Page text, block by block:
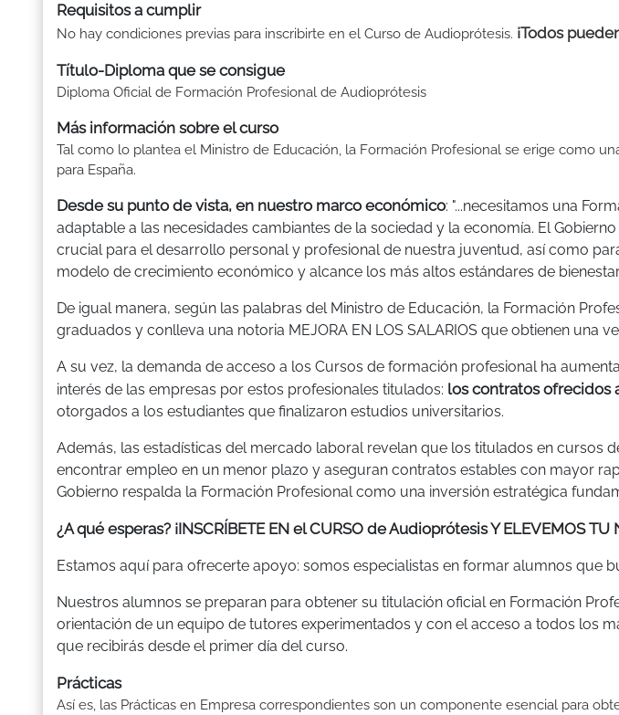
Requisitos a cumplir
No hay condiciones previas para inscribirte en el Curso de Audioprótesis. ¡Todos
Título-Diploma que se consigue
Diploma Oficial de Formación Profesional de Audioprótesis
Más información sobre el curso
Tal como lo plantea el Ministro de Educación, la Formación Profesional se erige como
para España.
Desde su punto de vista, en nuestro marco económico: "...necesitamos una
adaptable a las necesidades cambiantes de la sociedad y la economía. El
crucial para el desarrollo personal y profesional de nuestra juventud, así como
modelo de crecimiento económico y alcance los más altos estándares de
De igual manera, según las palabras del Ministro de Educación, la Formación
graduados y conlleva una notoria MEJORA EN LOS SALARIOS que obtienen una
A su vez, la demanda de acceso a los Cursos de formación profesional ha
interés de las empresas por estos profesionales titulados: los contratos ofrecidos
otorgados a los estudiantes que finalizaron estudios universitarios.
Además, las estadísticas del mercado laboral revelan que los titulados en cursos
encontrar empleo en un menor plazo y aseguran contratos estables con mayor
Gobierno respalda la Formación Profesional como una inversión estratégica
¿A qué esperas? ¡INSCRÍBETE EN el CURSO de Audioprótesis Y ELEVEMOS TU
Estamos aquí para ofrecerte apoyo: somos especialistas en formar alumnos que
Nuestros alumnos se preparan para obtener su titulación oficial en Formación
orientación de un equipo de tutores experimentados y con el acceso a todos los
que recibirás desde el primer día del curso.
Prácticas
Así es, las Prácticas en Empresa correspondientes son un componente esencial para